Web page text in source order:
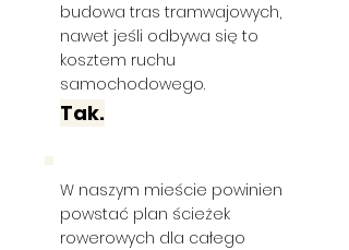
budowa tras tramwajowych,
nawet jeśli odbywa się to
kosztem ruchu
samochodowego.
Tak.
W naszym mieście powinien
powstać plan ścieżek
rowerowych dla całego